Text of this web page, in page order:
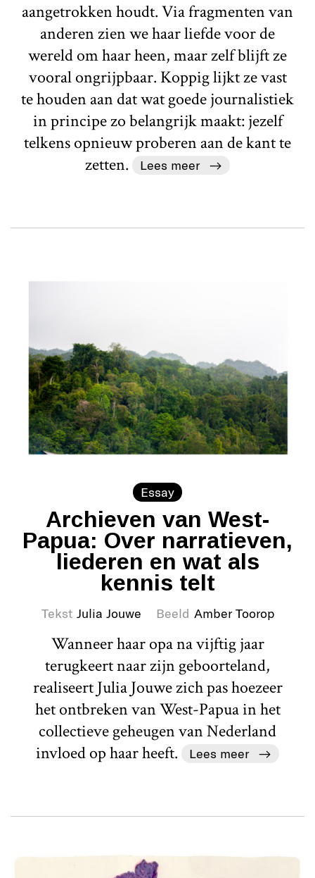
aangetrokken houdt. Via fragmenten van
anderen zien we haar liefde voor de
wereld om haar heen, maar zelf blijft ze
vooral ongrijpbaar. Koppig lijkt ze vast
te houden aan dat wat goede journalistiek
in principe zo belangrijk maakt: jezelf
telkens opnieuw proberen aan de kant te
zetten.
Lees meer
Essay
Archieven van West-
Papua: Over narratieven,
liederen en wat als
kennis telt
Tekst Julia Jouwe Beeld Amber Toorop
Wanneer haar opa na vijftig jaar
terugkeert naar zijn geboorteland,
realiseert Julia Jouwe zich pas hoezeer
het ontbreken van West-Papua in het
collectieve geheugen van Nederland
invloed op haar heeft.
Lees meer